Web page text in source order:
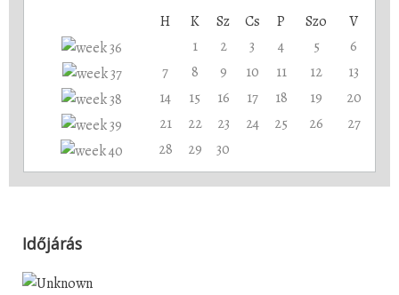
H K Sz Cs P Szo
V
1
2 3 4 5
6
7
8 9 10 11 12
13
14
15 16 17 18 19
20
21
22 23 24 25 26
27
28
29 30
Időjárás